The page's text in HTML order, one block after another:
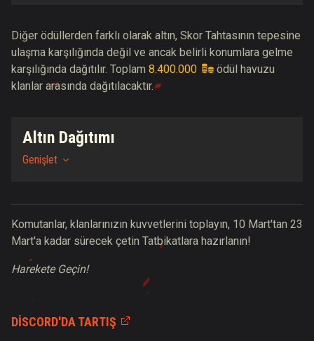
Diğer ödüllerden farklı olarak altın, Skor Tahtasının tepesine
ulaşma karşılığında değil ve ancak belirli konumlara gelme
karşılığında dağıtılır. Toplam 8.400.000
ödül havuzu
klanlar arasında dağıtılacaktır.
Altın Dağıtımı
Genişlet
Komutanlar, klanlarınızın kuvvetlerini toplayın, 10 Mart'tan 23
Mart'a kadar sürecek çetin Tatbikatlara hazırlanın!
Harekete Geçin!
DISCORD'DA TARTIŞ